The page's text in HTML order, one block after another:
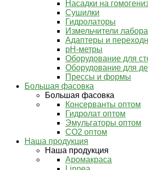
Насадки на
Сушилки
Гидролаторы
Измельчители
Адаптеры и
pH-метры
Оборудование для
Оборудование для
Прессы и формы
Большая фасовка
Большая фасовка
Консерванты оптом
Гидролат оптом
Эмульгаторы оптом
СО2 оптом
Наша продукция
Наша продукция
Аромакраса